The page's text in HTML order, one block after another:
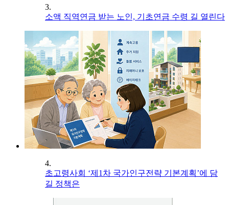
3.
소액 직역연금 받는 노인, 기초연금 수령 길 열린다
4.
초고령사회 ‘제1차 국가인구전략 기본계획’에 담
길 정책은